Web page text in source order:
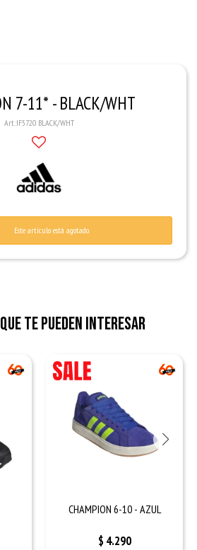
7-11* - BLACK/WHT
IF5720 BLACK/WHT
Este artículo está agotado.
te pueden interesar
CHAMPION 6-10 - AZUL
$ 4.290